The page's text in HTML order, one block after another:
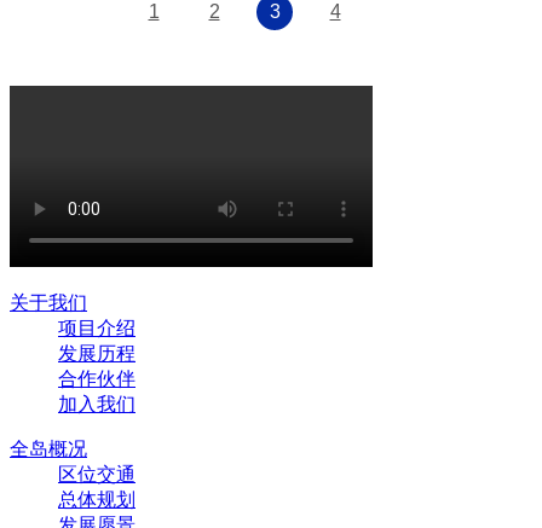
1 2 3 4
关于我们
项目介绍
发展历程
合作伙伴
加入我们
全岛概况
区位交通
总体规划